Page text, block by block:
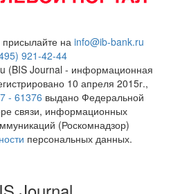
на info@ib-bank.ru
921-42-44
(BIS Journal - информационная
10 апреля 2015г.,
- 61376 выдано Федеральной
связи, информационных
(Роскомнадзор)
персональных данных.